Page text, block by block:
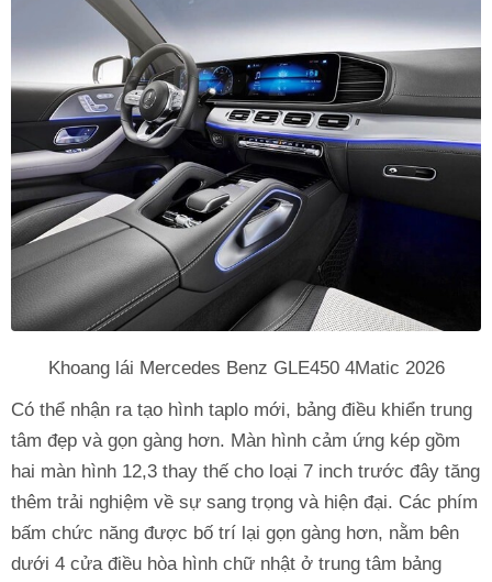
Khoang lái Mercedes Benz GLE450 4Matic 2026
Có thể nhận ra tạo hình taplo mới, bảng điều khiển trung
tâm đẹp và gọn gàng hơn. Màn hình cảm ứng kép gồm
hai màn hình 12,3 thay thế cho loại 7 inch trước đây tăng
thêm trải nghiệm về sự sang trọng và hiện đại. Các phím
bấm chức năng được bố trí lại gọn gàng hơn, nằm bên
dưới 4 cửa điều hòa hình chữ nhật ở trung tâm bảng